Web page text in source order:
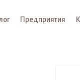
Предприятия